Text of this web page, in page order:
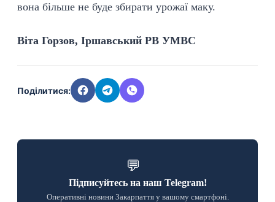
вона більше не буде збирати урожаї маку.
Віта Горзов, Іршавський РВ УМВС
Поділитися:
💬
Підписуйтесь на наш Telegram!
Оперативні новини Закарпаття у вашому смартфоні.